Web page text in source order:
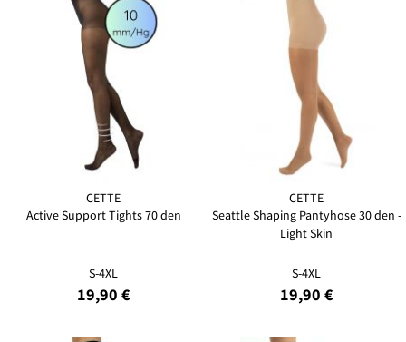
CETTE
Active Support Tights 70 den
S-4XL
19,90 €
CETTE
Seattle Shaping Pantyhose 30 den -
Light Skin
S-4XL
19,90 €